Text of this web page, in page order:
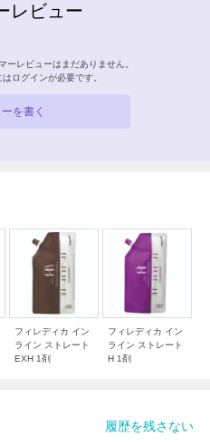
レビュー
ーレビューはまだありません。
は ログインが必要です。
を書く
フィレディカ イン
ライン ストレート
EXH 1剤
フィレディカ イン
ライン ストレート
H 1剤
履歴を残さない